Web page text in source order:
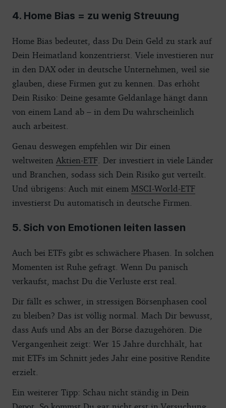
4. Home Bias = zu wenig Streuung
Home Bias bedeutet, dass Du Dein Geld zu stark auf
Dein Heimatland konzentrierst. Viele investieren nur
in den DAX oder in deutsche Unternehmen, weil sie
glauben, diese Firmen gut zu kennen. Das erhöht
Dein Risiko: Deine gesamte Geldanlage hängt dann
von einem Land ab – in dem Du wahrscheinlich
auch arbeitest.
Genau deswegen empfehlen wir Dir einen
weltweiten Aktien-ETF . Der investiert in viele Länder
und Branchen, sodass sich Dein Risiko gut verteilt.
Und übrigens: Auch mit einem MSCI-World-ETF
investierst Du automatisch in deutsche Firmen.
5. Sich von Emotionen leiten lassen
Auch bei ETFs gibt es schwächere Phasen. In solchen
Momenten ist Ruhe gefragt. Wenn Du panisch
verkaufst, machst Du die Verluste erst real.
Dir fällt es schwer, in stressigen Börsenphasen cool
zu bleiben? Das ist völlig normal. Mach Dir bewusst,
dass Aufs und Abs an der Börse dazugehören. Die
Vergangenheit zeigt: Wer 15 Jahre durchhält, hat
mit ETFs im Schnitt jedes Jahr eine positive Rendite
erzielt.
Ein weiterer Tipp: Schau nicht ständig in Dein